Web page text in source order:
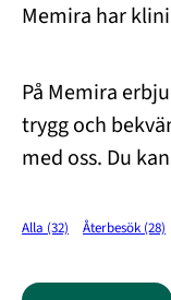
Memira har
På Memira
trygg och
med oss. Du
Alla (32) Återbesök (28)